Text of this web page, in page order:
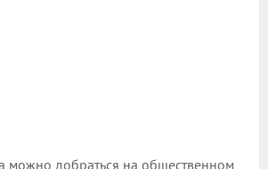
можно добраться на общественном